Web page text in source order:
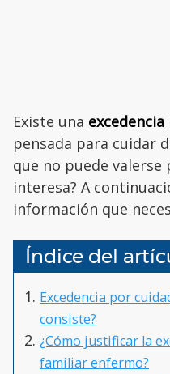
Existe una
pensada para cuidar
que no puede valerse
interesa? A
información que
Índice del
Excedencia por
consiste?
¿Cómo justificar la
familiar enfermo?